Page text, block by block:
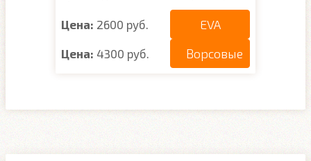
Цена: 2600 руб. EVA
Цена: 4300 руб. Ворсовые